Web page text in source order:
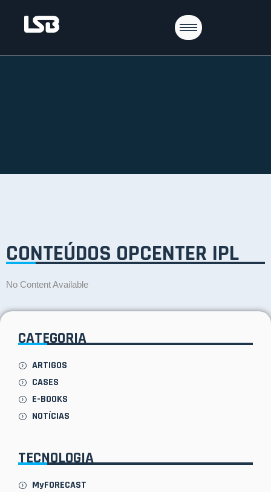
CONTEÚDOS OPCENTER IPL
No Content Available
CATEGORIA
ARTIGOS
CASES
E-BOOKS
NOTÍCIAS
TECNOLOGIA
MyFORECAST